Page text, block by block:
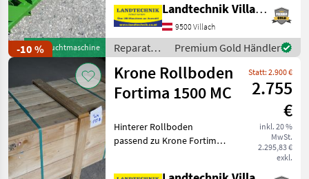
-10 %Gebrauchtmaschine
Fragen steht Ihnen unser
Ersatzteil-Profi gerne z
Landtechnik Villach GmbH
9500 Villach
Reparatur
und
Ersatzteile
/ Krone
Premium Gold Händler
Krone Rollboden
Fortima 1500 MC
Statt: 2.900 €
2.755
€
inkl. 20 %
MwSt.
2.295,83 €
exkl.
Hinterer Rollboden
passend zu Krone Fortima